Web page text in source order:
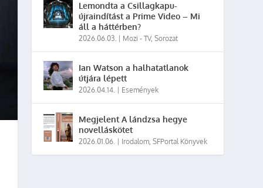
Lemondta a Csillagkapu-
újraindítást a Prime Video – Mi
áll a háttérben?
2026.06.03. Mozi - TV,Sorozat
Ian Watson a halhatatlanok
útjára lépett
2026.04.14. Események
Megjelent A lándzsa hegye
novelláskötet
2026.01.06. Irodalom,SFPortal Könyvek